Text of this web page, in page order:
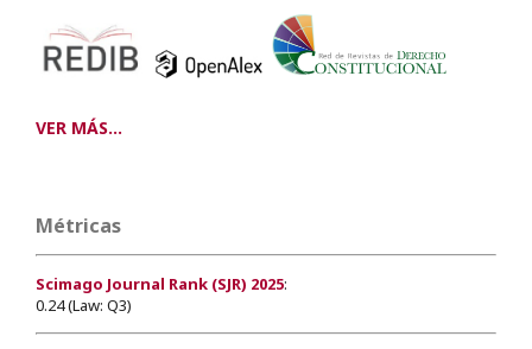
VER MÁS...
Métricas
Scimago Journal Rank (SJR) 2025:
0.24 (Law: Q3)